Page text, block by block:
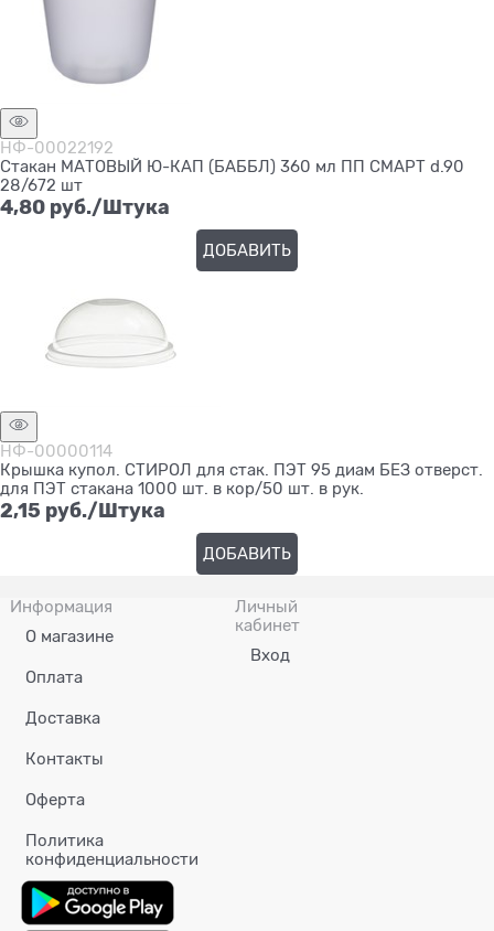
НФ-00022192
Стакан МАТОВЫЙ Ю-КАП (БАББЛ) 360 мл ПП СМАРТ d.90
28/672 шт
4,80 руб./Штука
ДОБАВИТЬ
НФ-00000114
Крышка купол. СТИРОЛ для стак. ПЭТ 95 диам БЕЗ отверст.
для ПЭТ стакана 1000 шт. в кор/50 шт. в рук.
2,15 руб./Штука
ДОБАВИТЬ
Информация
О магазине
Оплата
Доставка
Контакты
Оферта
Политика
конфиденциальности
Личный
кабинет
Вход